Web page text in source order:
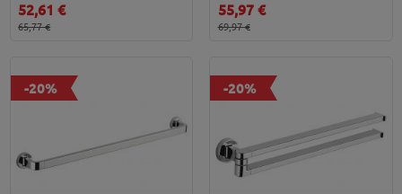
52,61 €
65,77 €
55,97 €
69,97 €
-20% -20%